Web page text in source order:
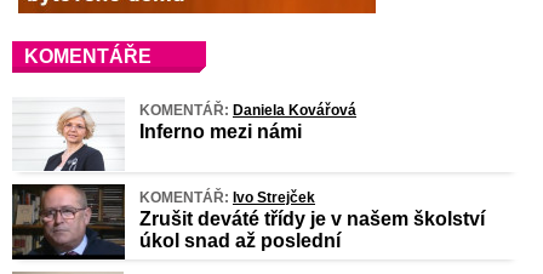
KOMENTÁŘE
KOMENTÁŘ: Daniela Kovářová
Inferno mezi námi
KOMENTÁŘ: Ivo Strejček
Zrušit deváté třídy je v našem školství
úkol snad až poslední